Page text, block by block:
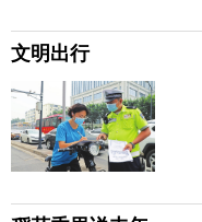
文明出行